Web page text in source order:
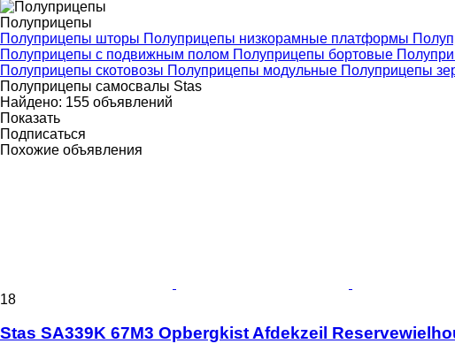
Полуприцепы
Полуприцепы шторы Полуприцепы низкорамные платформы
Полуприцепы с подвижным полом Полуприцепы бортовые
Полуприцепы скотовозы Полуприцепы модульные Полуприцепы
Полуприцепы самосвалы Stas
Найдено: 155 объявлений
Показать
Подписаться
Похожие объявления
18
Stas SA339K 67M3 Opbergkist Afdekzeil